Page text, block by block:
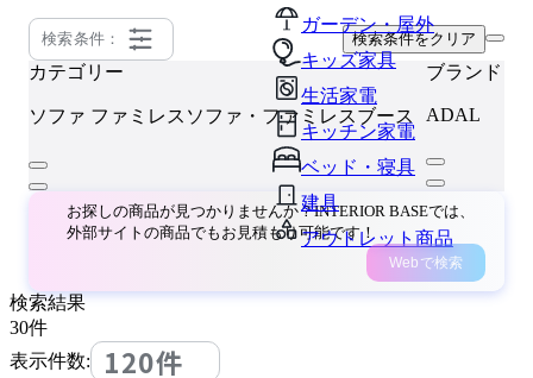
ガーデン・屋外
キッズ家具
生活家電
キッチン家電
ベッド・寝具
建具
アウトレット商品
検索条件： 検索条件をクリア
カテゴリー
ソファ ファミレスソファ・ファミレスブース
ブランド
ADAL
お探しの商品が見つかりませんか？INTERIOR BASEでは、
外部サイトの商品でもお見積もり可能です！
Webで検索
検索結果
30件
表示件数:
120件